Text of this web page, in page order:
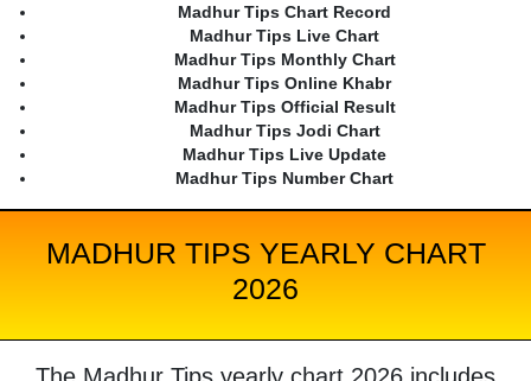
Madhur Tips Chart Record
Madhur Tips Live Chart
Madhur Tips Monthly Chart
Madhur Tips Online Khabr
Madhur Tips Official Result
Madhur Tips Jodi Chart
Madhur Tips Live Update
Madhur Tips Number Chart
MADHUR TIPS YEARLY CHART
2026